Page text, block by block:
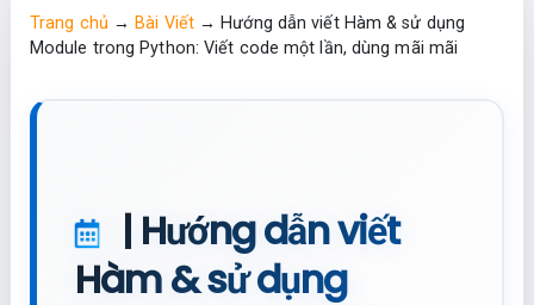
Trang chủ →Bài Viết→Hướng dẫn viết Hàm & sử dụng
Module trong Python: Viết code một lần, dùng mãi mãi
| Hướng dẫn viết
Hàm & sử dụng